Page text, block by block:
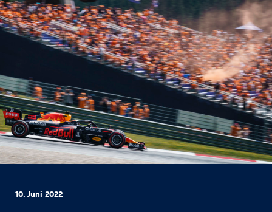
News
Alle anzeigen
Events
Alle anzeigen
10. Juni 2022